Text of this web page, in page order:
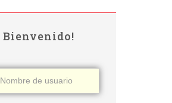
Bienvenido!